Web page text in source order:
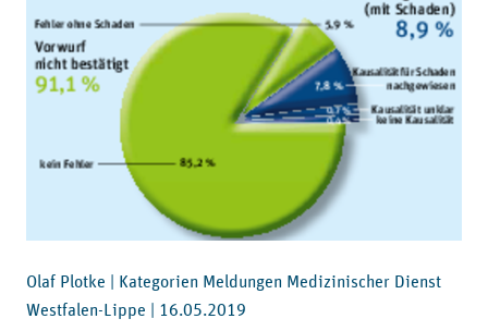
Olaf Plotke | Kategorien Meldungen Medizinischer Dienst
Westfalen-Lippe | 16.05.2019